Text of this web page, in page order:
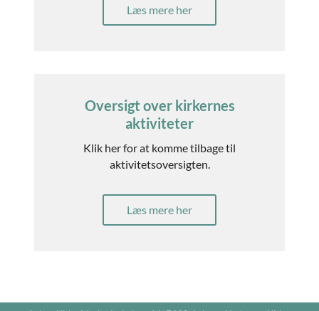
Læs mere her
Oversigt over kirkernes
aktiviteter
Klik her for at komme tilbage til
aktivitetsoversigten.
Læs mere her